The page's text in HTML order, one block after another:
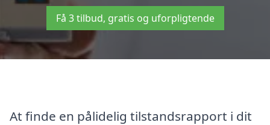
Få 3 tilbud, gratis og uforpligtende
At finde en pålidelig tilstandsrapport i dit